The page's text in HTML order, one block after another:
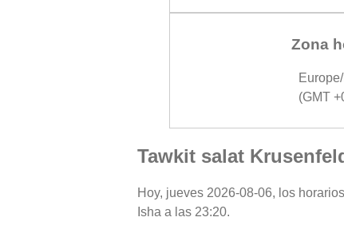
Zona
(GMT
Tawkit salat
Hoy, jueves 2026-08-06, los
Isha a las 23:20.